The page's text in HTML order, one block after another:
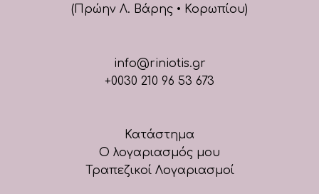
(Πρώην Λ. Βάρης • Κορωπίου)
info@riniotis.gr
+0030 210 96 53 673
Κατάστημα
Ο λογαριασμός μου
Τραπεζικοί Λογαριασμοί